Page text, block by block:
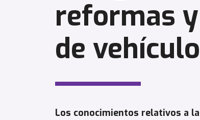
reformas
de
Los conocimientos relativos a